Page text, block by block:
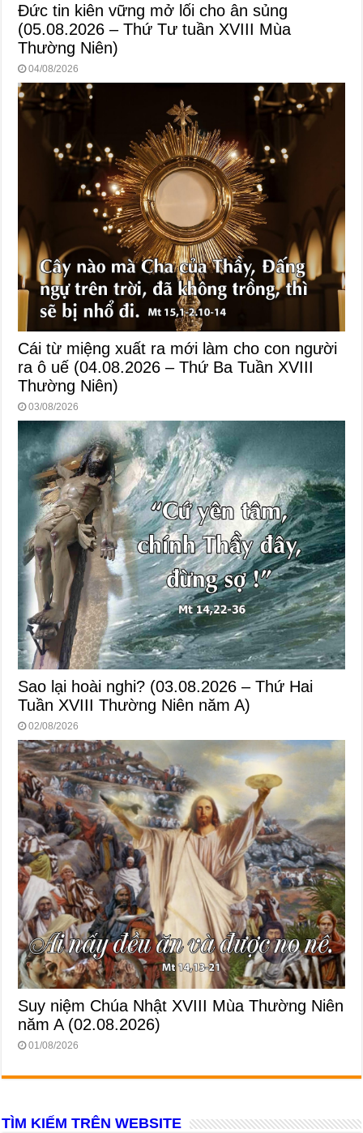
Đức tin kiên vững mở lối cho ân sủng
(05.08.2026 – Thứ Tư tuần XVIII Mùa
Thường Niên)
04/08/2026
Cái từ miệng xuất ra mới làm cho con người
ra ô uế (04.08.2026 – Thứ Ba Tuần XVIII
Thường Niên)
03/08/2026
Sao lại hoài nghi? (03.08.2026 – Thứ Hai
Tuần XVIII Thường Niên năm A)
02/08/2026
Suy niệm Chúa Nhật XVIII Mùa Thường Niên
năm A (02.08.2026)
01/08/2026
TÌM KIẾM TRÊN WEBSITE